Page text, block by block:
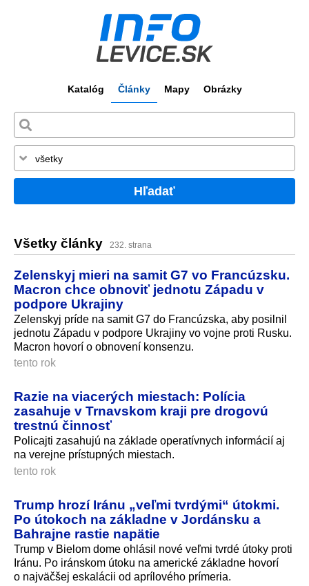
Katalóg Články Mapy Obrázky
Hľadať
Všetky články 232. strana
Zelenskyj mieri na samit G7 vo Francúzsku.
Macron chce obnoviť jednotu Západu v
podpore Ukrajiny
Zelenskyj príde na samit G7 do Francúzska, aby posilnil
jednotu Západu v podpore Ukrajiny vo vojne proti Rusku.
Macron hovorí o obnovení konsenzu.
tento rok
Razie na viacerých miestach: Polícia
zasahuje v Trnavskom kraji pre drogovú
trestnú činnosť
Policajti zasahujú na základe operatívnych informácií aj
na verejne prístupných miestach.
tento rok
Trump hrozí Iránu „veľmi tvrdými“ útokmi.
Po útokoch na základne v Jordánsku a
Bahrajne rastie napätie
Trump v Bielom dome ohlásil nové veľmi tvrdé útoky proti
Iránu. Po iránskom útoku na americké základne hovorí
o najväčšej eskalácii od aprílového prímeria.